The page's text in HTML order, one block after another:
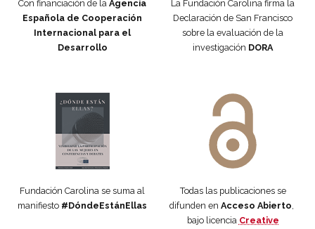
Con financiación de la Agencia
Española de Cooperación
Internacional para el
Desarrollo
La Fundación Carolina firma la
Declaración de San Francisco
sobre la evaluación de la
investigación DORA
Fundación Carolina se suma al
manifiesto #DóndeEstánEllas
Todas las publicaciones se
difunden en Acceso Abierto,
bajo licencia Creative